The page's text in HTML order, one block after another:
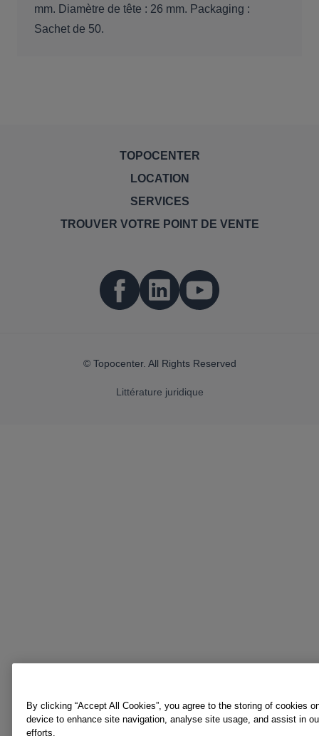
mm. Diamètre de tête : 26 mm. Packaging :
Sachet de 50.
TOPOCENTER
LOCATION
SERVICES
TROUVER VOTRE POINT DE VENTE
© Topocenter. All Rights Reserved
Littérature juridique
By clicking “Accept All Cookies”, you agree to the storing of cookies
device to enhance site navigation, analyse site usage, and assist in
efforts.